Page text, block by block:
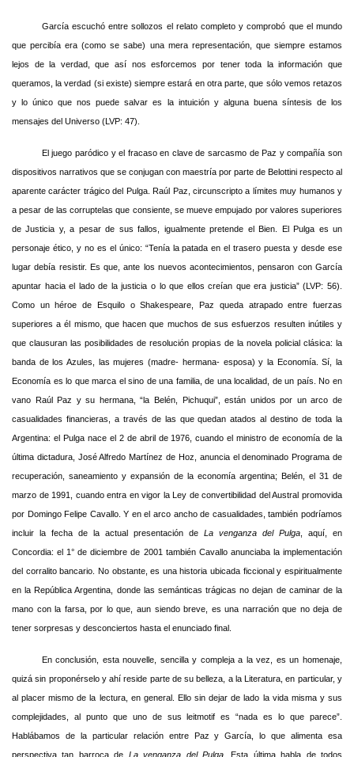
García escuchó entre sollozos el relato completo y comprobó que el mundo
que percibía era (como se sabe) una mera representación, que siempre estamos
lejos de la verdad, que así nos esforcemos por tener toda la información que
queramos, la verdad (si existe) siempre estará en otra parte, que sólo vemos retazos
y lo único que nos puede salvar es la intuición y alguna buena síntesis de los
mensajes del Universo (LVP: 47).
El juego paródico y el fracaso en clave de sarcasmo de Paz y compañía son
dispositivos narrativos que se conjugan con maestría por parte de Belottini respecto al
aparente carácter trágico del Pulga. Raúl Paz, circunscripto a límites muy humanos y
a pesar de las corruptelas que consiente, se mueve empujado por valores superiores
de Justicia y, a pesar de sus fallos, igualmente pretende el Bien. El Pulga es un
personaje ético, y no es el único: “Tenía la patada en el trasero puesta y desde ese
lugar debía resistir. Es que, ante los nuevos acontecimientos, pensaron con García
apuntar hacia el lado de la justicia o lo que ellos creían que era justicia” (LVP: 56).
Como un héroe de Esquilo o Shakespeare, Paz queda atrapado entre fuerzas
superiores a él mismo, que hacen que muchos de sus esfuerzos resulten inútiles y
que clausuran las posibilidades de resolución propias de la novela policial clásica: la
banda de los Azules, las mujeres (madre- hermana- esposa) y la Economía. Sí, la
Economía es lo que marca el sino de una familia, de una localidad, de un país. No en
vano Raúl Paz y su hermana, “la Belén, Pichuqui”, están unidos por un arco de
casualidades financieras, a través de las que quedan atados al destino de toda la
Argentina: el Pulga nace el 2 de abril de 1976, cuando el ministro de economía de la
última dictadura, José Alfredo Martínez de Hoz, anuncia el denominado Programa de
recuperación, saneamiento y expansión de la economía argentina; Belén, el 31 de
marzo de 1991, cuando entra en vigor la Ley de convertibilidad del Austral promovida
por Domingo Felipe Cavallo. Y en el arco ancho de casualidades, también podríamos
incluir la fecha de la actual presentación de La venganza del Pulga , aquí, en
Concordia: el 1° de diciembre de 2001 también Cavallo anunciaba la implementación
del corralito bancario. No obstante, es una historia ubicada ficcional y espiritualmente
en la República Argentina, donde las semánticas trágicas no dejan de caminar de la
mano con la farsa, por lo que, aun siendo breve, es una narración que no deja de
tener sorpresas y desconciertos hasta el enunciado final.
En conclusión, esta nouvelle, sencilla y compleja a la vez, es un homenaje,
quizá sin proponérselo y ahí reside parte de su belleza, a la Literatura, en particular, y
al placer mismo de la lectura, en general. Ello sin dejar de lado la vida misma y sus
complejidades, al punto que uno de sus leitmotif es “nada es lo que parece”.
Hablábamos de la particular relación entre Paz y García, lo que alimenta esa
perspectiva tan barroca de La venganza del Pulga. Esta última habla de todos